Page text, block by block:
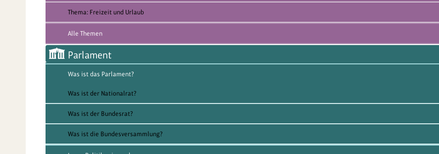
Thema: Freizeit und Urlaub
Alle Themen
Parlament
Was ist das Parlament?
Was ist der Nationalrat?
Was ist der Bundesrat?
Was ist die Bundesversammlung?